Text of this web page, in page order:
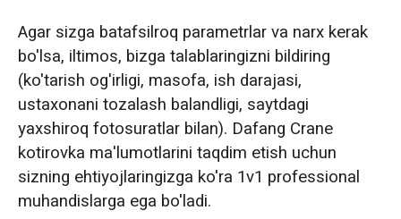
Agar sizga batafsilroq parametrlar va narx kerak
bo'lsa, iltimos, bizga talablaringizni bildiring
(ko'tarish og'irligi, masofa, ish darajasi,
ustaxonani tozalash balandligi, saytdagi
yaxshiroq fotosuratlar bilan). Dafang Crane
kotirovka ma'lumotlarini taqdim etish uchun
sizning ehtiyojlaringizga ko'ra 1v1 professional
muhandislarga ega bo'ladi.